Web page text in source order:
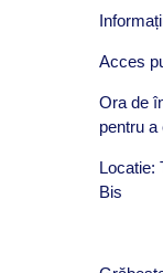
Acces
Ora de
pentru a
Locatie:
Bis